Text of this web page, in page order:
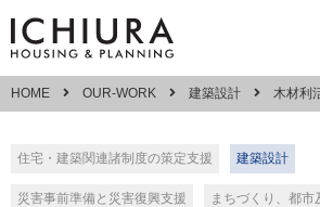
HOME OUR-WORK 建築設計 木材利
住宅・建築関連諸制度の策定支援 建築設計
災害事前準備と災害復興支援 まちづくり、都市